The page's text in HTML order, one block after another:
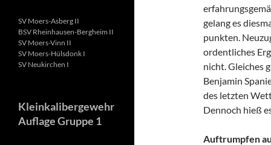
gelang es
punkten.
ordentliches
nicht. Gleiches
Benjamin
des letzten
Dennoch hieß
Auftrumpfen
SV Moers-Asberg II
BSV Rheinhausen-Bergheim II
SV Moers-Vinn II
SV Moers-Hülsdonk I
SV Neukirchen I
Kleinkalibergewehr
Auflage Gruppe 1